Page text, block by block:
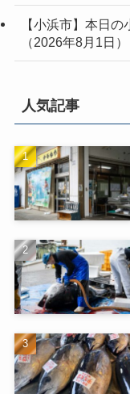
【小浜市】本日
（2026年8月1日）
人気記事